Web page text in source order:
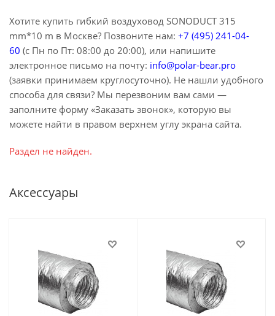
Хотите купить гибкий воздуховод SONODUCT 315
mm*10 m в Москве? Позвоните нам: +7 (495) 241-04-
60 (с Пн по Пт: 08:00 до 20:00), или напишите
электронное письмо на почту: info@polar-bear.pro
(заявки принимаем круглосуточно). Не нашли удобного
способа для связи? Мы перезвоним вам сами —
заполните форму «Заказать звонок», которую вы
можете найти в правом верхнем углу экрана сайта.
Раздел не найден.
Аксессуары